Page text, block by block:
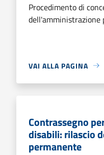
Procedimento di
VAI ALLA PAGINA
Contrassegno
disabili: rilascio
permanente